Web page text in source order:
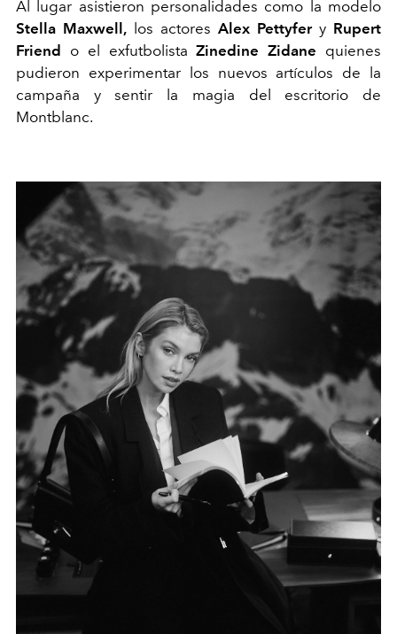
Al lugar asistieron personalidades como la modelo
Stella Maxwell, los actores Alex Pettyfery Rupert
Friend o el exfutbolistaZinedine Zidane quienes
pudieron experimentar los nuevos artículos de la
campaña y sentir la magia del escritorio de
Montblanc.